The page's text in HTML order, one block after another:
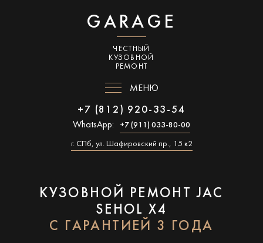
GARAGE
ЧЕСТНЫЙ
КУЗОВНОЙ
РЕМОНТ
МЕНЮ
+7 (812) 920-33-54
WhatsApp: +7 (911) 033-80-00
г. СПб, ул. Шафировский пр., 15 к2
КУЗОВНОЙ РЕМОНТ JAC
SEHOL X4
С ГАРАНТИЕЙ 3 ГОДА